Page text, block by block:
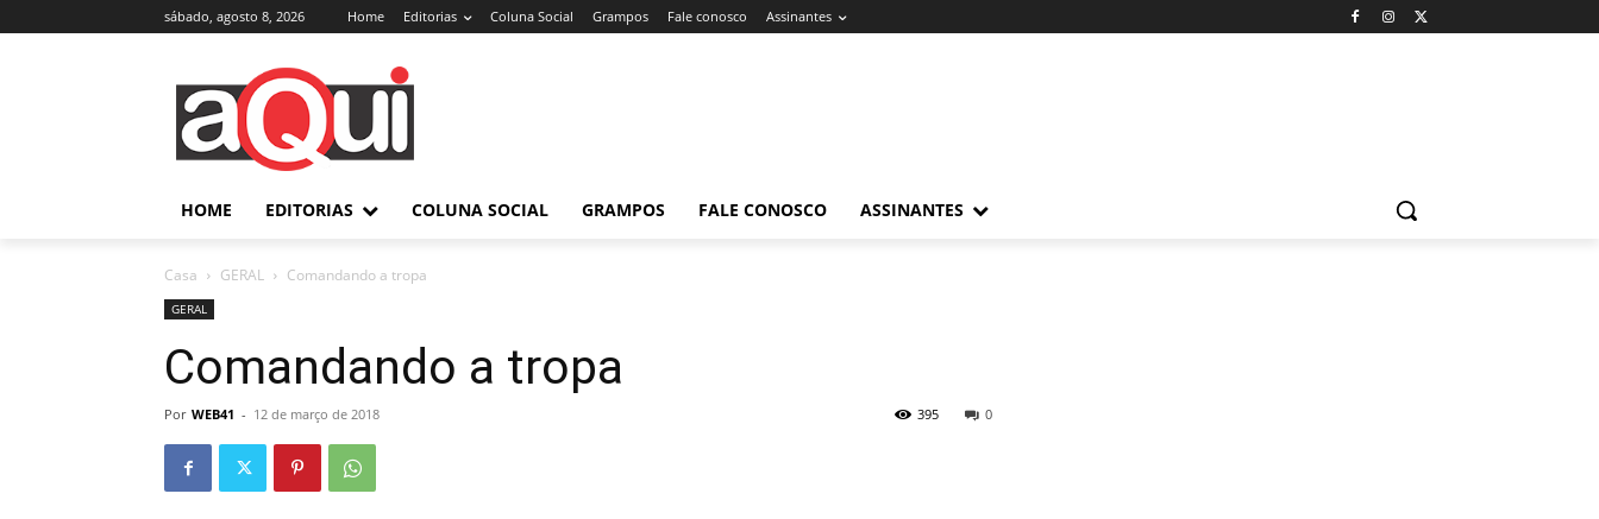
sábado, agosto 8, 2026 Home Editorias Coluna Social Grampos Fale conosco Assinantes
HOME EDITORIAS COLUNA SOCIAL GRAMPOS FALE CONOSCO ASSINANTES
Casa GERAL Comandando a tropa
GERAL
Comandando a tropa
Por WEB41 - 12 de março de 2018 0
395